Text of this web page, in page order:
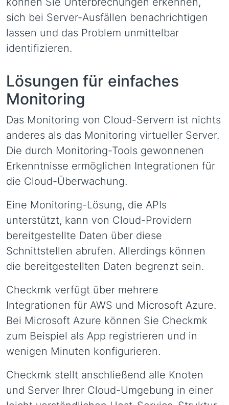
sich bei Server-Ausfällen benachrichtigen
lassen und das Problem unmittelbar
identifizieren.
Lösungen für einfaches
Monitoring
Das Monitoring von Cloud-Servern ist nichts
anderes als das Monitoring virtueller Server.
Die durch Monitoring-Tools gewonnenen
Erkenntnisse ermöglichen Integrationen für
die Cloud-Überwachung.
Eine Monitoring-Lösung, die APIs
unterstützt, kann von Cloud-Providern
bereitgestellte Daten über diese
Schnittstellen abrufen. Allerdings können
die bereitgestellten Daten begrenzt sein.
Checkmk verfügt über mehrere
Integrationen für AWS und Microsoft Azure.
Bei Microsoft Azure können Sie Checkmk
zum Beispiel als App registrieren und in
wenigen Minuten konfigurieren.
Checkmk stellt anschließend alle Knoten
und Server Ihrer Cloud-Umgebung in einer